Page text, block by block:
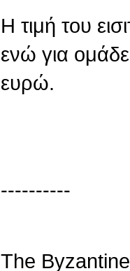
Η τιμή του
ενώ για
ευρώ.
----------
The